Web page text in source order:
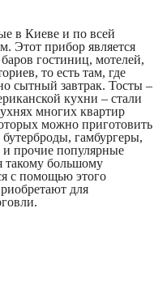
в Киеве и по всей
Этот прибор является
гостиниц, мотелей,
то есть там, где
сытный завтрак. Тосты –
кухни – стали
многих квартир
можно приготовить
гамбургеры,
прочие популярные
такому большому
с помощью этого
для